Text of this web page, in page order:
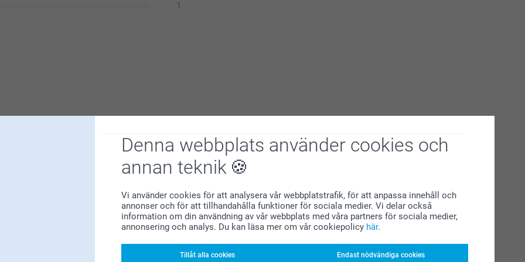
Denna webbplats använder cookies och
annan teknik
Vi använder cookies för att analysera vår webbplatstrafik, för att anpassa innehåll och
annonser och för att tillhandahålla funktioner för sociala medier. Vi delar också
information om din användning av vår webbplats med våra partners för sociala medier,
annonsering och analys. Du kan läsa mer om vår cookiepolicy här.
Tillåt alla cookies Endast nödvändiga cookies
1